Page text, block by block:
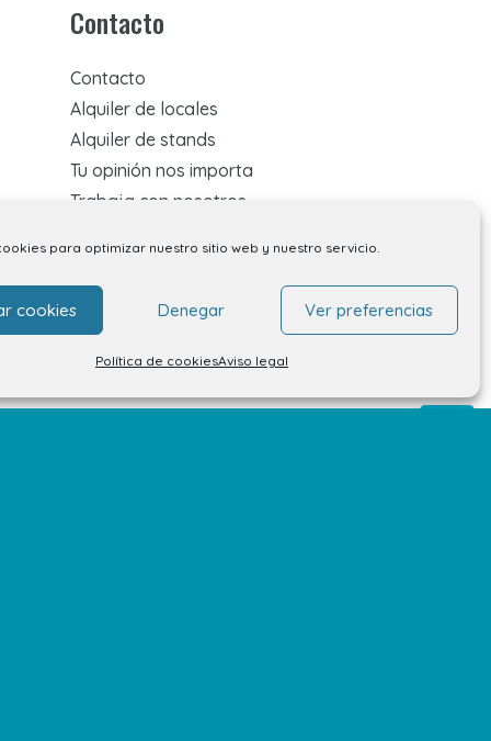
para optimizar nuestro sitio web y nuestro servicio.
cookies Denegar Ver preferencias
Política de cookiesAviso legal
Contacto
Contacto
Alquiler de locales
Alquiler de stands
Tu opinión nos importa
Trabaja con nosotros